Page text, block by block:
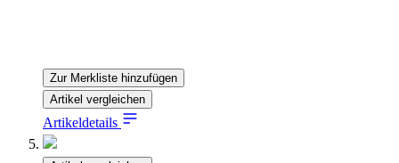
Zur Merkliste hinzufügen
Artikel vergleichen
Artikeldetails